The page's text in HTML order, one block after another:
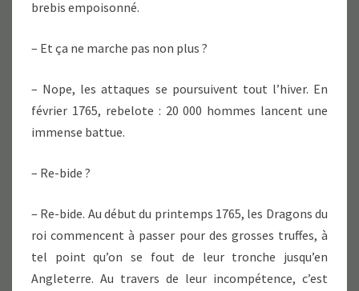
brebis empoisonné.
– Et ça ne marche pas non plus ?
– Nope, les attaques se poursuivent tout l’hiver. En
février 1765, rebelote : 20 000 hommes lancent une
immense battue.
– Re-bide ?
– Re-bide. Au début du printemps 1765, les Dragons du
roi commencent à passer pour des grosses truffes, à
tel point qu’on se fout de leur tronche jusqu’en
Angleterre. Au travers de leur incompétence, c’est